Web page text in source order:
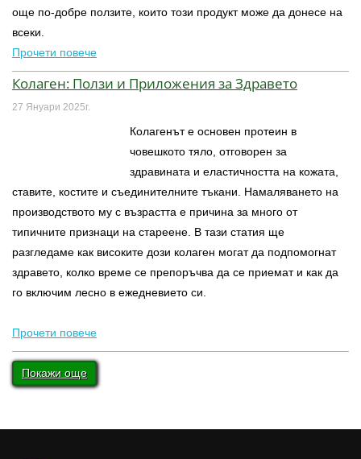
още по-добре ползите, които този продукт може да донесе на
всеки.
Прочети повече
Колаген: Ползи и Приложения за Здравето
27 Януари 2025г.
Колагенът е основен протеин в
човешкото тяло, отговорен за
здравината и еластичността на кожата,
ставите, костите и съединителните тъкани. Намаляването на
производството му с възрастта е причина за много от
типичните признаци на стареене. В тази статия ще
разгледаме как високите дози колаген могат да подпомогнат
здравето, колко време се препоръчва да се приемат и как да
го включим лесно в ежедневието си.
Прочети повече
Покажи още